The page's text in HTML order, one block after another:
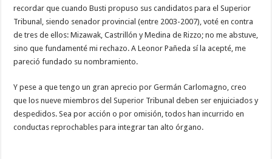
recordar que cuando Busti propuso sus candidatos para el Superior
Tribunal, siendo senador provincial (entre 2003-2007), voté en contra
de tres de ellos: Mizawak, Castrillón y Medina de Rizzo; no me abstuve,
sino que fundamenté mi rechazo. A Leonor Pañeda sí la acepté, me
pareció fundado su nombramiento.
Y pese a que tengo un gran aprecio por Germán Carlomagno, creo
que los nueve miembros del Superior Tribunal deben ser enjuiciados y
despedidos. Sea por acción o por omisión, todos han incurrido en
conductas reprochables para integrar tan alto órgano.